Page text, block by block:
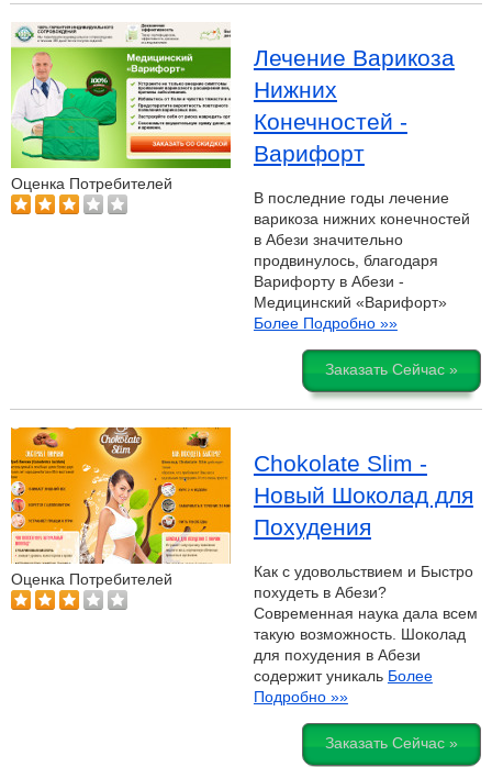
Оценка Потребителей
Лечение Варикоза
Нижних
Конечностей -
Варифорт
В последние годы лечение
варикоза нижних конечностей
в Абези значительно
продвинулось, благодаря
Варифорту в Абези -
Медицинский «Варифорт»
Более Подробно »»
Заказать Сейчас »
Оценка Потребителей
Chokolate Slim -
Новый Шоколад для
Похудения
Как с удовольствием и Быстро
похудеть в Абези?
Современная наука дала всем
такую возможность. Шоколад
для похудения в Абези
содержит уникаль Более
Подробно »»
Заказать Сейчас »